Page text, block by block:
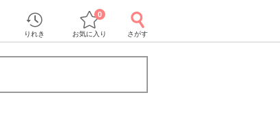
りれき お気に入り
0
さがす